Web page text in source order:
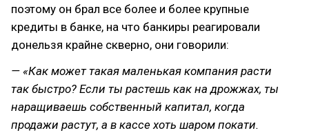
поэтому он брал все более и более крупные
кредиты в банке, на что банкиры реагировали
донельзя крайне скверно, они говорили:
— «Как может такая маленькая компания расти
так быстро? Если ты растешь как на дрожжах, ты
наращиваешь собственный капитал, когда
продажи растут, а в кассе хоть шаром покати.